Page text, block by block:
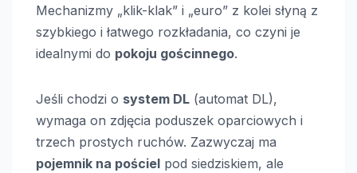
Mechanizmy „klik-klak” i „euro” z kolei słyną z
szybkiego i łatwego rozkładania, co czyni je
idealnymi do pokoju gościnnego.
Jeśli chodzi o system DL (automat DL),
wymaga on zdjęcia poduszek oparciowych i
trzech prostych ruchów. Zazwyczaj ma
pojemnik na pościel pod siedziskiem, ale